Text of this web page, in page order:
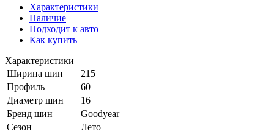
Характеристики
Наличие
Подходит к авто
Как купить
Характеристики
Ширина шин
215
Профиль
60
Диаметр шин
16
Бренд шин
Goodyear
Сезон
Лето